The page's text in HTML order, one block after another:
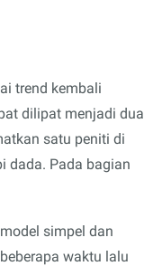
trend kembali
dilipat menjadi dua
satu peniti di
dada. Pada bagian
simpel dan
waktu lalu